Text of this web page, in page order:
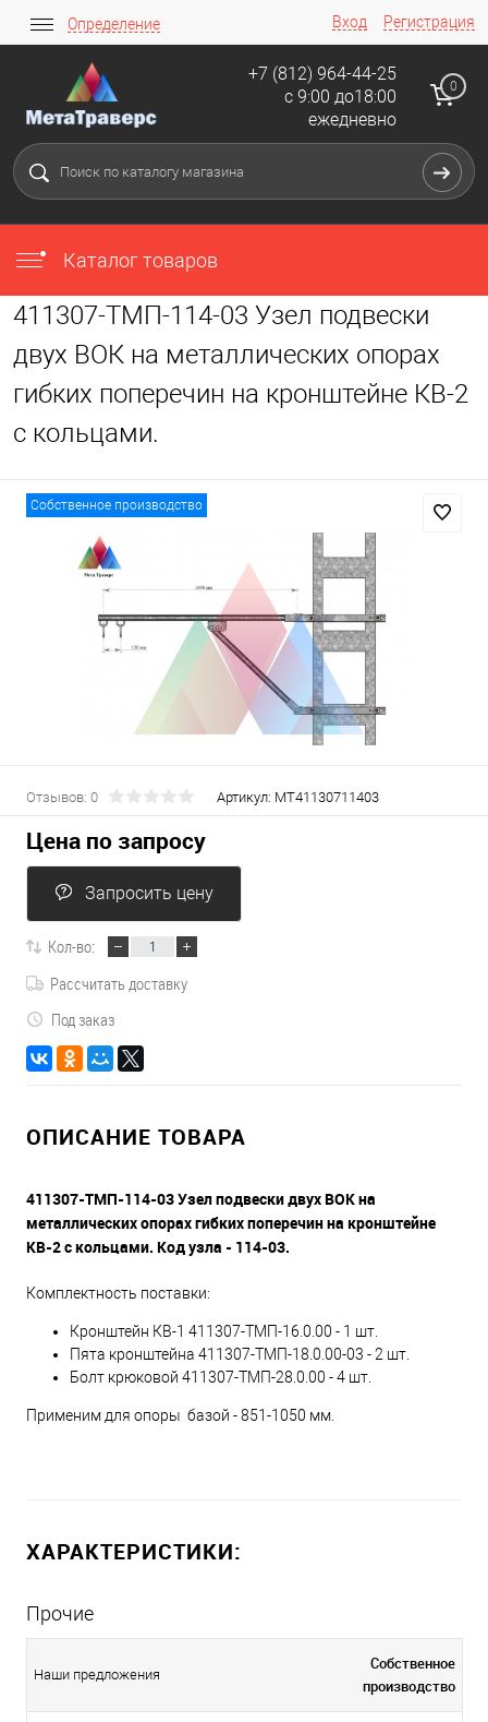
Вход Регистрация
Определение
+7 (812) 964-44-25
с 9:00 до18:00
ежедневно
0
Каталог товаров
411307-ТМП-114-03 Узел подвески
двух ВОК на металлических опорах
гибких поперечин на кронштейне КВ-2
с кольцами.
Собственное производство
Отзывов: 0 Артикул: МТ41130711403
Цена по запросу
Запросить цену
Кол-во:
Рассчитать доставку
Под заказ
ОПИСАНИЕ ТОВАРА
411307-ТМП-114-03 Узел подвески двух ВОК на
металлических опорах гибких поперечин на кронштейне
КВ-2 с кольцами. Код узла - 114-03.
Комплектность поставки:
Кронштейн КВ-1 411307-ТМП-16.0.00 - 1 шт.
Пята кронштейна 411307-ТМП-18.0.00-03 - 2 шт.
Болт крюковой 411307-ТМП-28.0.00 - 4 шт.
Применим для опоры базой - 851-1050 мм.
ХАРАКТЕРИСТИКИ:
Прочие
Наши предложения
Собственное
производство